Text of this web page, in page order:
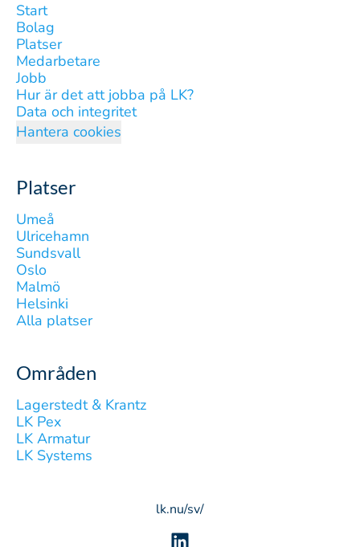
Start
Bolag
Platser
Medarbetare
Jobb
Hur är det att jobba på LK?
Data och integritet
Hantera cookies
Platser
Umeå
Ulricehamn
Sundsvall
Oslo
Malmö
Helsinki
Alla platser
Områden
Lagerstedt & Krantz
LK Pex
LK Armatur
LK Systems
lk.nu/sv/